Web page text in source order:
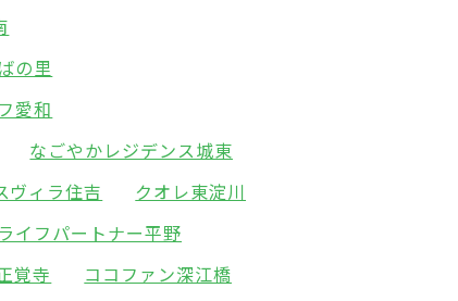
の里
愛和
なごやかレジデンス城東
ヴィラ住吉
クオレ東淀川
イフパートナー平野
覚寺
ココファン深江橋